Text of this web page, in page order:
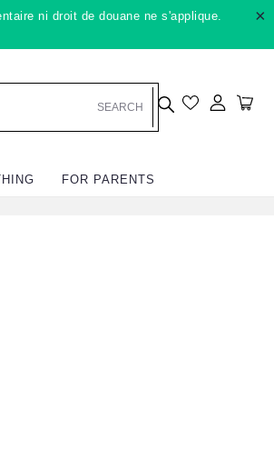
ni droit de douane ne s'applique.
×
Se
FOR PARENTS